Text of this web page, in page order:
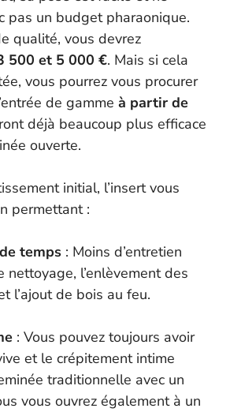
pas un budget pharaonique.
qualité, vous devrez
500 et 5 000 €. Mais si cela
vous pourrez vous procurer
de gamme à partir de
déjà beaucoup plus efficace
ouverte.
initial, l’insert vous
permettant :
temps : Moins d’entretien
nettoyage, l’enlèvement des
l’ajout de bois au feu.
: Vous pouvez toujours avoir
et le crépitement intime
traditionnelle avec un
vous ouvrez également à un